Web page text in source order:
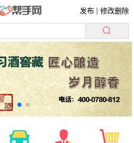
发布 |修改删除